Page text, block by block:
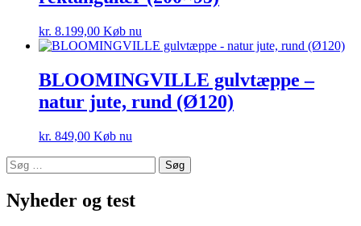
kr. 8.199,00 Køb nu
BLOOMINGVILLE gulvtæppe –
natur jute, rund (Ø120)
kr. 849,00 Køb nu
Søg
efter:
Nyheder og test